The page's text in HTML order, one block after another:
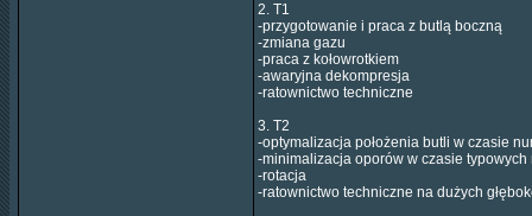
2. T1
-przygotowanie i praca z butlą boczną
-zmiana gazu
-praca z kołowrotkiem
-awaryjna dekompresja
-ratownictwo techniczne
3. T2
-optymalizacja położenia butli w czasie
-minimalizacja oporów w czasie typowych
-rotacja
-ratownictwo techniczne na dużych